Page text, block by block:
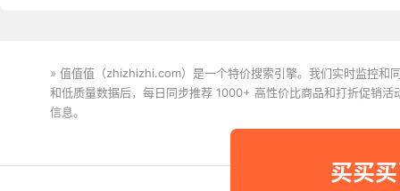
买买
» 值值值（zhizhizhi.com）是一个特价搜索引擎。我们实时监控和
和低质量数据后，每日同步推荐 1000+ 高性价比商品和打折促销
信息。
Copyright © 2011-2026 网购